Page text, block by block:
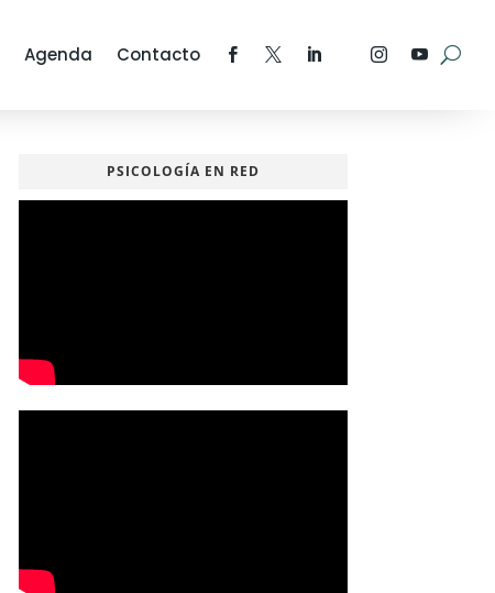
Agenda Contacto
PSICOLOGÍA EN RED